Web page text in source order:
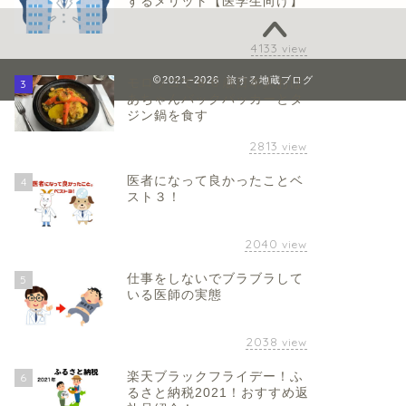
4133 view
3
モロッコで８６歳日本人おば
あちゃんバックパッカーとタ
ジン鍋を食す
2813 view
4
医者になって良かったことベ
スト３！
2040 view
5
仕事をしないでブラブラして
いる医師の実態
2038 view
6
楽天ブラックフライデー！ふ
るさと納税2021！おすすめ返
2021–2026 旅する地蔵ブログ